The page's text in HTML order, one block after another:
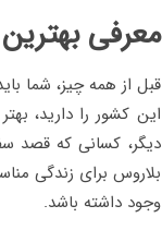
معرفی
قبل از همه چیز، شما
این کشور را دارید،
دیگر، کسانی که قصد
بلاروس برای زندگی
وجود داشته باشد.